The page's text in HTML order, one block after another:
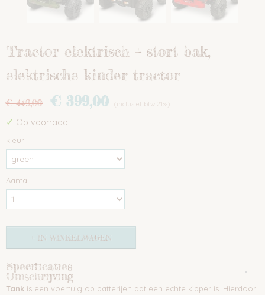
Tractor elektrisch + stort bak,
elektrische kinder tractor
€ 449,00 € 399,00 (inclusief btw 21%)
✓ Op voorraad
kleur
Aantal
IN WINKELWAGEN
Specificaties
Productcode
1377-4842
Omschrijving
Tank is een voertuig op batterijen dat een echte kipper is. Hierdoor